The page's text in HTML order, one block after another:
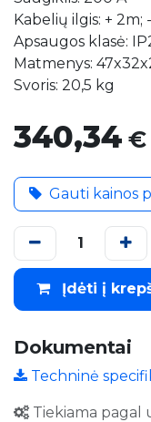
Kabelių ilgis: + 2m;
Apsaugos klasė:
Matmenys:
Svoris: 20,5 kg
340,34 €
Gauti kainos
Įdėti į
Dokumentai
Techninė
Tiekiama pagal